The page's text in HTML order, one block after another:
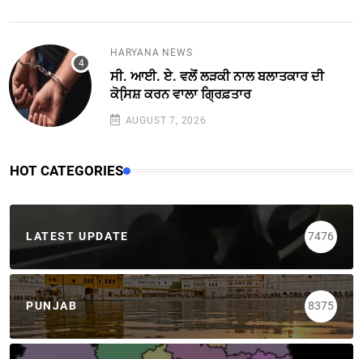
HARYANA NEWS
ਸੀ. ਆਈ. ਏ. ਵਲੋਂ ਲੜਕੀ ਨਾਲ ਬਲਾਤਕਾਰ ਦੀ
ਕੋਸਿ਼ਸ਼ ਕਰਨ ਵਾਲਾ ਗ੍ਰਿਫ਼ਤਾਰ
AUGUST 7, 2026
HOT CATEGORIES
LATEST UPDATE 7476
PUNJAB 8375